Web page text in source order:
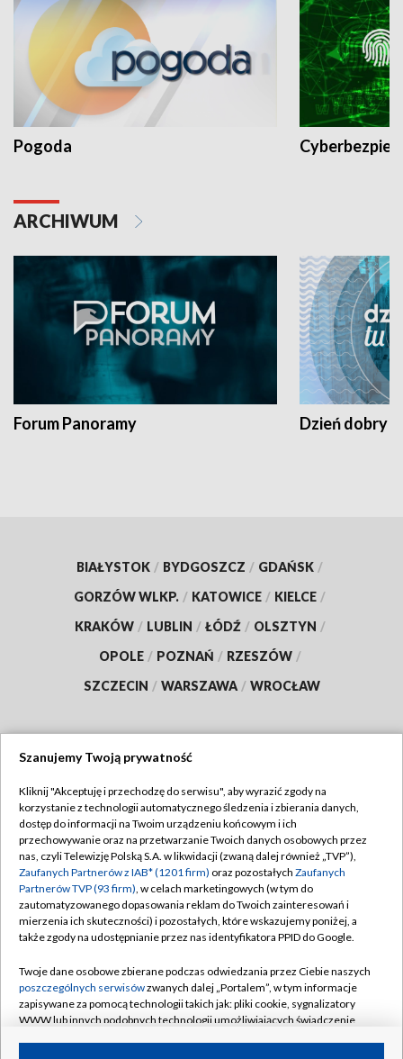
Pogoda
ARCHIWUM
Forum Panoramy Dzień dobry
BIAŁYSTOK / BYDGOSZCZ / GDAŃSK /
GORZÓW WLKP. / KATOWICE / KIELCE /
KRAKÓW / LUBLIN / ŁÓDŹ / OLSZTYN /
OPOLE / POZNAŃ / RZESZÓW /
SZCZECIN / WARSZAWA / WROCŁAW
TVP
Abonament TVP
Emisja w TVP
Centrum informacji TVP
Naziemna Telewizja Cyfrowa
Rada Programowa
System NOS
Informacje o nadawcy
Regulamin TVP
Polityka prywatności
Moje zgody
Pomoc
Kontakt
Kanały
Szanujemy Twoją prywatność
Kliknij "Akceptuję i przechodzę do serwisu", aby wyrazić zgody na
korzystanie z technologii automatycznego śledzenia i zbierania danych,
dostęp do informacji na Twoim urządzeniu końcowym i ich
przechowywanie oraz na przetwarzanie Twoich danych osobowych przez
nas, czyli Telewizję Polską S.A. w likwidacji (zwaną dalej również „TVP”),
Zaufanych Partnerów z IAB* (1201 firm) oraz pozostałych Zaufanych
Partnerów TVP (93 firm), w celach marketingowych (w tym do
zautomatyzowanego dopasowania reklam do Twoich zainteresowań i
mierzenia ich skuteczności) i pozostałych, które wskazujemy poniżej, a
także zgody na udostępnianie przez nas identyfikatora PPID do Google.
Twoje dane osobowe zbierane podczas odwiedzania przez Ciebie naszych
poszczególnych serwisówzwanych dalej „Portalem”, w tym informacje
zapisywane za pomocą technologii takich jak: pliki cookie, sygnalizatory
WWW lub innych podobnych technologii umożliwiających świadczenie